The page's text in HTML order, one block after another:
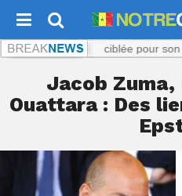
: Titi, ciblée pour son look :
Jacob Zuma,
Ouattara : Des